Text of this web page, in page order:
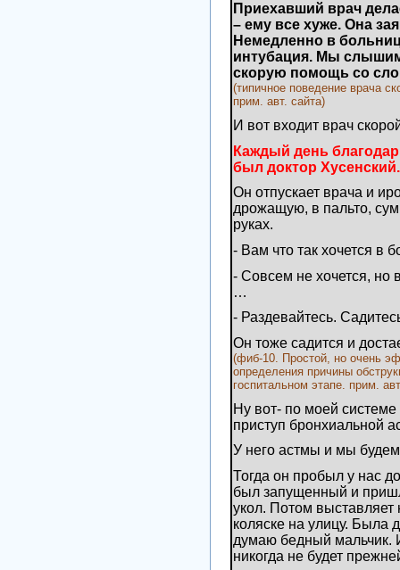
Приехавший врач
– ему все хуже. Она
Немедленно в
интубация. Мы
скорую помощь со
(типичное поведение врача
прим. авт. сайта)
И вот входит врач
Каждый день
был доктор Хусенский.
Он отпускает врача и
дрожащую, в пальто,
руках.
- Вам что так хочется в
- Совсем не хочется, но
…
- Раздевайтесь.
Он тоже садится и
(фиб-10. Простой, но очень
определения причины
госпитальном этапе. прим.
Ну вот- по моей
приступ бронхиальной
У него астмы и мы будем
Тогда он пробыл у нас
был запущенный и
укол. Потом выставляет
коляске на улицу. Была
думаю бедный
никогда не будет